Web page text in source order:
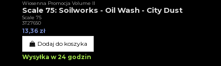
Wiosenna Promocja Volume II
Scale 75: Soilworks - Oil Wash - City Dust
Scale 75
3T27650
13,36 zł
Dodaj do koszyka
Wysyłka w 24 godzin